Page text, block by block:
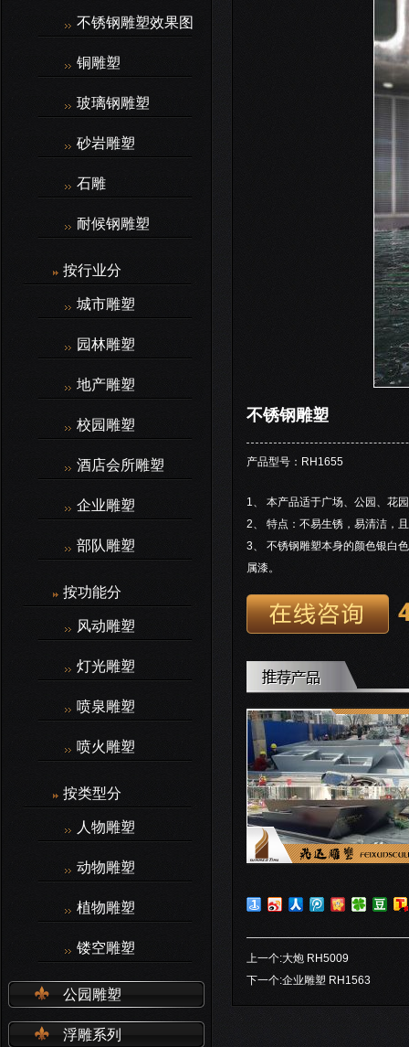
不锈钢雕塑效果图
铜雕塑
玻璃钢雕塑
砂岩雕塑
石雕
耐候钢雕塑
按行业分
城市雕塑
园林雕塑
地产雕塑
校园雕塑
酒店会所雕塑
企业雕塑
部队雕塑
按功能分
风动雕塑
灯光雕塑
喷泉雕塑
喷火雕塑
按类型分
人物雕塑
动物雕塑
植物雕塑
镂空雕塑
公园雕塑
浮雕系列
不锈钢雕塑
产品型号：RH1655
1、 本产品适于广场、公园、花
2、 特点：不易生锈，易清洁，
3、 不锈钢雕塑本身的颜色银白
属漆。
上一个:大炮 RH5009
下一个:企业雕塑 RH1563